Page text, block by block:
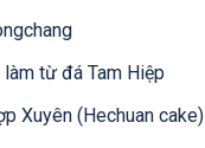
từ đá Tam Hiệp
Xuyên (Hechuan cake)